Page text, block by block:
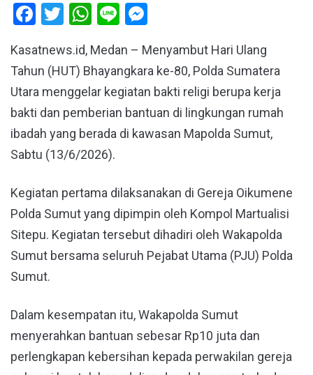
Facebook
Twitter
WhatsApp
Line
Kasatnews.id, Medan – Menyambut Hari Ulang
Tahun (HUT) Bhayangkara ke-80, Polda Sumatera
Utara menggelar kegiatan bakti religi berupa kerja
bakti dan pemberian bantuan di lingkungan rumah
ibadah yang berada di kawasan Mapolda Sumut,
Sabtu (13/6/2026).
Kegiatan pertama dilaksanakan di Gereja Oikumene
Polda Sumut yang dipimpin oleh Kompol Martualisi
Sitepu. Kegiatan tersebut dihadiri oleh Wakapolda
Sumut bersama seluruh Pejabat Utama (PJU) Polda
Sumut.
Dalam kesempatan itu, Wakapolda Sumut
menyerahkan bantuan sebesar Rp10 juta dan
perlengkapan kebersihan kepada perwakilan gereja